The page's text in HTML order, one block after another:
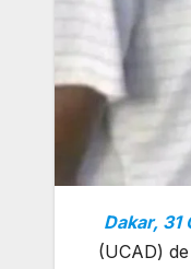
Dakar, 31
(UCAD)